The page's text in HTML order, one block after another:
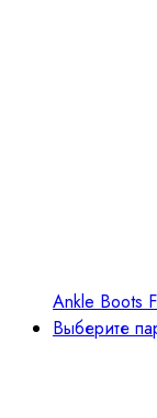
Ankle Boots
Выберите